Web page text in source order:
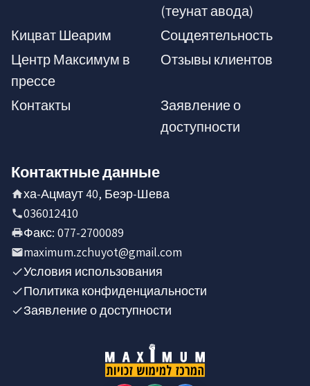
(теунат авода)
Кицват Шеарим
Соцдеятельность
Центр Максимум в
прессе
Отзывы клиентов
Контакты
Заявление о
доступности
Контактные данные
ха-Ацмаут 40, Беэр-Шева
036012410
Факс: 077-2700089
maximum.zchuyot@gmail.com
Условия использования
Политика конфиденциальности
Заявление о доступности